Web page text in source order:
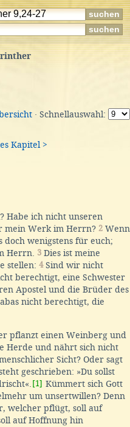
· Schnellauswahl:
Kapitel >
Habe ich nicht unseren
mein Werk im Herrn? 2 Wenn
doch wenigstens für euch;
Herrn. 3 Dies ist meine
stellen: 4Sind wir nicht
berechtigt, eine Schwester
Apostel und die Brüder des
nicht berechtigt, die
pflanzt einen Weinberg und
Herde und nährt sich nicht
Sicht? Oder sagt
geschrieben: »Du sollst
[1] Kümmert sich Gott
um unsertwillen? Denn
welcher pflügt, soll auf
auf Hoffnung hin